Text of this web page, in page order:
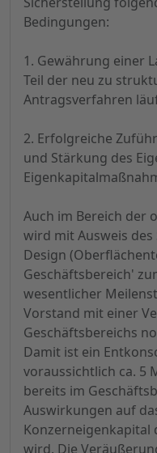
Bedingungen:
1. Gewährung einer
Teil der neu zu
Antragsverfahren
2. Erfolgreiche
und Stärkung des
Auch im Bereich der
wird mit Ausweis
Design
Geschäftsbereich'
wesentlicher
Vorstand mit einer
Geschäftsbereichs
Damit ist ein
voraussichtlich ca. 5
bereits im
Auswirkungen auf
Konzerneigenkapital
wird. Die